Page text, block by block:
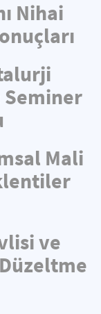
Nihai
Mali
ve